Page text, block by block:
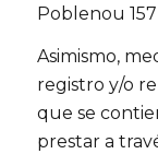
Poblenou
Asimismo,
registro y/o
que se
prestar a